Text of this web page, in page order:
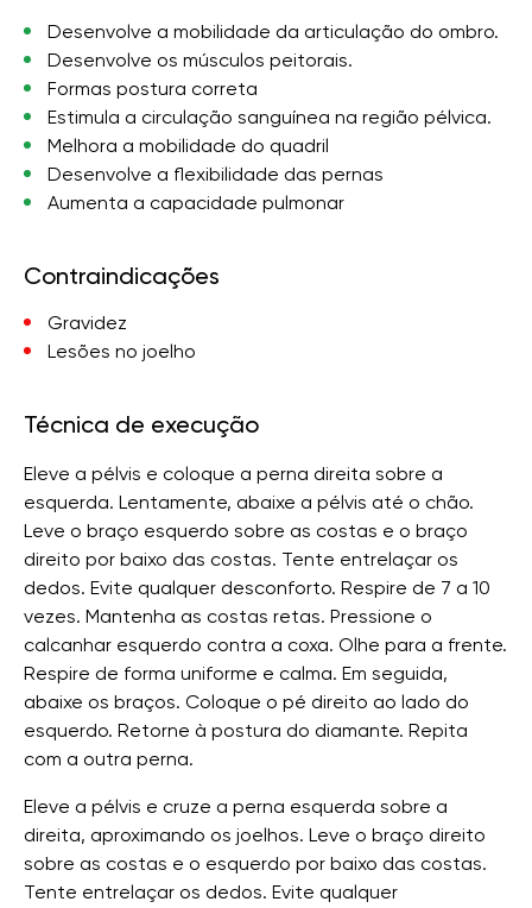
Desenvolve a mobilidade da articulação do ombro.
Desenvolve os músculos peitorais.
Formas postura correta
Estimula a circulação sanguínea na região pélvica.
Melhora a mobilidade do quadril
Desenvolve a flexibilidade das pernas
Aumenta a capacidade pulmonar
Contraindicações
Gravidez
Lesões no joelho
Técnica de execução
Eleve a pélvis e coloque a perna direita sobre a
esquerda. Lentamente, abaixe a pélvis até o chão.
Leve o braço esquerdo sobre as costas e o braço
direito por baixo das costas. Tente entrelaçar os
dedos. Evite qualquer desconforto. Respire de 7 a 10
vezes. Mantenha as costas retas. Pressione o
calcanhar esquerdo contra a coxa. Olhe para a frente.
Respire de forma uniforme e calma. Em seguida,
abaixe os braços. Coloque o pé direito ao lado do
esquerdo. Retorne à postura do diamante. Repita
com a outra perna.
Eleve a pélvis e cruze a perna esquerda sobre a
direita, aproximando os joelhos. Leve o braço direito
sobre as costas e o esquerdo por baixo das costas.
Tente entrelaçar os dedos. Evite qualquer